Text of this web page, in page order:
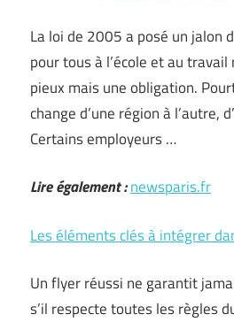
La loi de 2005 a posé un jalon
pour tous à l’école et au
pieux mais une obligation.
change d’une région à l’autre,
Certains employeurs …
Lire également :newsparis.fr
Les éléments clés à intégrer
Un flyer réussi ne garantit
s’il respecte toutes les règles